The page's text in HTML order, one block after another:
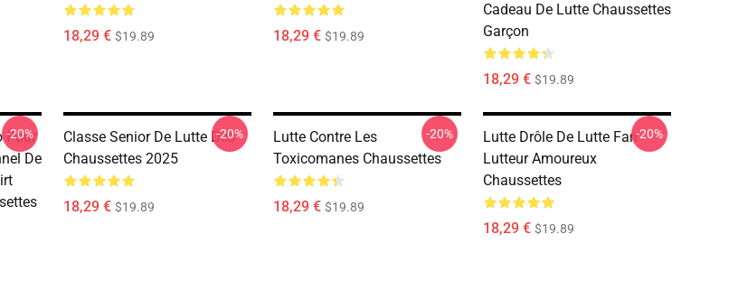
18,29 € $19.89 18,29 € $19.89
Cadeau De Lutte Chaussettes
Garçon
18,29 € $19.89
Pour
De
-20%
Classe Senior De Lutte Des
Chaussettes 2025
18,29 € $19.89
-20%
Lutte Contre Les
Toxicomanes Chaussettes
18,29 € $19.89
-20%
Lutte Drôle De Lutte Fan
Lutteur Amoureux
Chaussettes
18,29 € $19.89
-20%